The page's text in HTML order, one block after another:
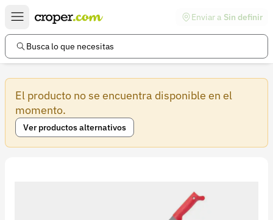
Enviar a Sin definir
Busca lo que necesitas
El producto no se encuentra disponible en el
momento.
Ver productos alternativos
Enlaces de interés
Preguntas frecuentes
Ayuda
Información legal
Términos y condiciones